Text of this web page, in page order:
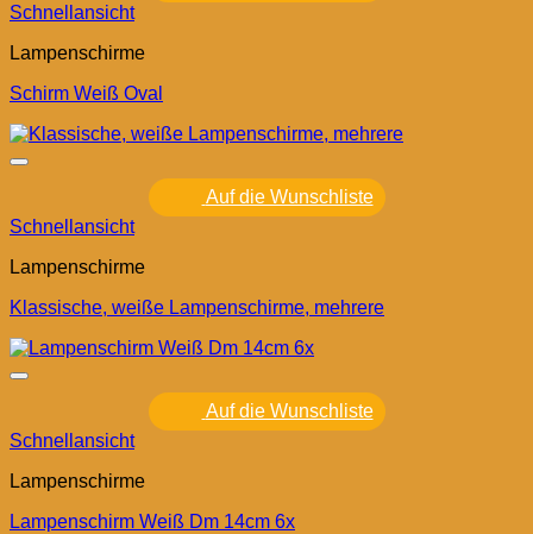
Schnellansicht
Lampenschirme
Schirm Weiß Oval
Auf die Wunschliste
Schnellansicht
Lampenschirme
Klassische, weiße Lampenschirme, mehrere
Auf die Wunschliste
Schnellansicht
Lampenschirme
Lampenschirm Weiß Dm 14cm 6x